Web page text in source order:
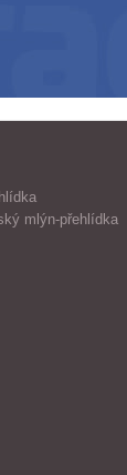
mlýn-přehlídka